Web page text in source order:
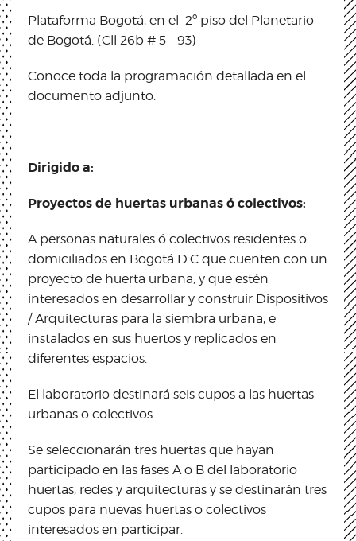
Plataforma Bogotá, en el 2º piso del Planetario
de Bogotá. (Cll 26b # 5 - 93)
Conoce toda la programación detallada en el
documento adjunto.
Dirigido​ ​a:
Proyectos de huertas urbanas ó colectivos:
A personas naturales ó colectivos residentes o
domiciliados en Bogotá D.C que cuenten con un
proyecto de huerta urbana, y que estén
interesados en desarrollar y construir Dispositivos
/ Arquitecturas para la siembra urbana, e
instalados en sus huertos y replicados en
diferentes espacios.
El laboratorio destinará seis cupos a las huertas
urbanas o colectivos.
Se seleccionarán tres huertas que hayan
participado en las fases A o B del laboratorio
huertas, redes y arquitecturas y se destinarán tres
cupos para nuevas huertas o colectivos
interesados en participar.